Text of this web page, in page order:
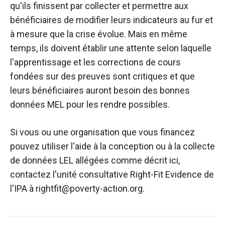
qu'ils finissent par collecter et permettre aux
bénéficiaires de modifier leurs indicateurs au fur et
à mesure que la crise évolue. Mais en même
temps, ils doivent établir une attente selon laquelle
l'apprentissage et les corrections de cours
fondées sur des preuves sont critiques et que
leurs bénéficiaires auront besoin des bonnes
données MEL pour les rendre possibles.
Si vous ou une organisation que vous financez
pouvez utiliser l'aide à la conception ou à la collecte
de données LEL allégées comme décrit ici,
contactez l'unité consultative Right-Fit Evidence de
l'IPA à rightfit@poverty-action.org.